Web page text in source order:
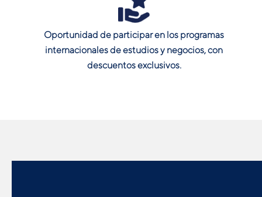
Oportunidad de participar en los programas
internacionales de estudios y negocios, con
descuentos exclusivos.